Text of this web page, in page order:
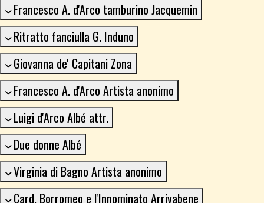
Francesco A. d'Arco tamburino Jacquemin
Ritratto fanciulla G. Induno
Giovanna de' Capitani Zona
Francesco A. d'Arco Artista anonimo
Luigi d'Arco Albé attr.
Due donne Albé
Virginia di Bagno Artista anonimo
Card. Borromeo e l'Innominato Arrivabene